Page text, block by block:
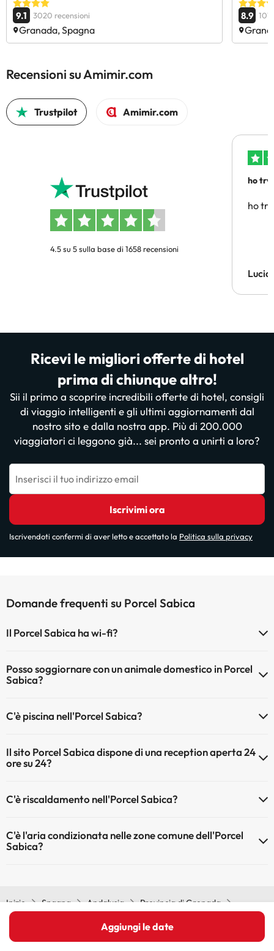
Aggiungi le date
9.1 3020 recensioni
Granada, Spagna
8.9
Recensioni su Amimir.com
Trustpilot Amimir.com
4.5 su 5 sulla base di 1658 recensioni
ho
ho
Lucia
Ricevi le migliori offerte di hotel
prima di chiunque altro!
Sii il primo a scoprire incredibili offerte di hotel, consigli
di viaggio intelligenti e gli ultimi aggiornamenti dal
nostro sito e dalla nostra app. Più di 200.000
viaggiatori ci leggono già... sei pronto a unirti a loro?
Inserisci il tuo indirizzo email
Iscrivimi ora
Iscrivendoti confermi di aver letto e accettato la Politica sulla privacy
Domande frequenti su Porcel Sabica
Il Porcel Sabica ha wi-fi?
Posso soggiornare con un animale domestico in Porcel
Sabica?
C'è piscina nell'Porcel Sabica?
Qui potete trovare maggiori informazioni sulla piscina e sulle altri
installazioni.
Il sito Porcel Sabica dispone di una reception aperta 24
ore su 24?
C'è riscaldamento nell'Porcel Sabica?
C'è l'aria condizionata nelle zone comune dell'Porcel
Sabica?
Inizio Spagna Andalusia
Provincia di Grenada
Granada